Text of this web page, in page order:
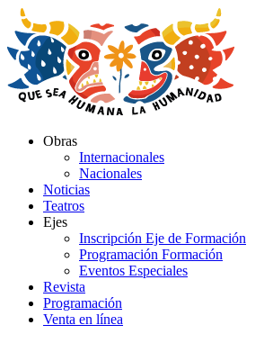
al
contenido
Obras
Internacionales
Nacionales
Noticias
Teatros
Ejes
Inscripción Eje de Formación
Programación Formación
Eventos Especiales
Revista
Programación
Venta en línea